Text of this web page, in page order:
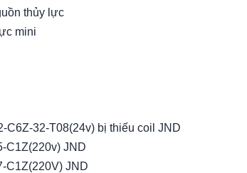
thủy lực
mini
C6Z-32-T08(24v) bị thiếu coil JND
C1Z(220v) JND
C1Z(220V) JND